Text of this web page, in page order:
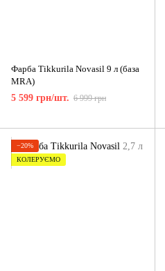
Фарба Tikkurila Novasil 9 л (база
MRA)
5 599 грн/шт. 6 999 грн
−20%
КОЛЕРУЄМО